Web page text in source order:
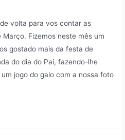
volta para vos contar as
Fizemos neste mês um
gostado mais da festa de
do dia do Pai, fazendo-lhe
jogo do galo com a nossa foto